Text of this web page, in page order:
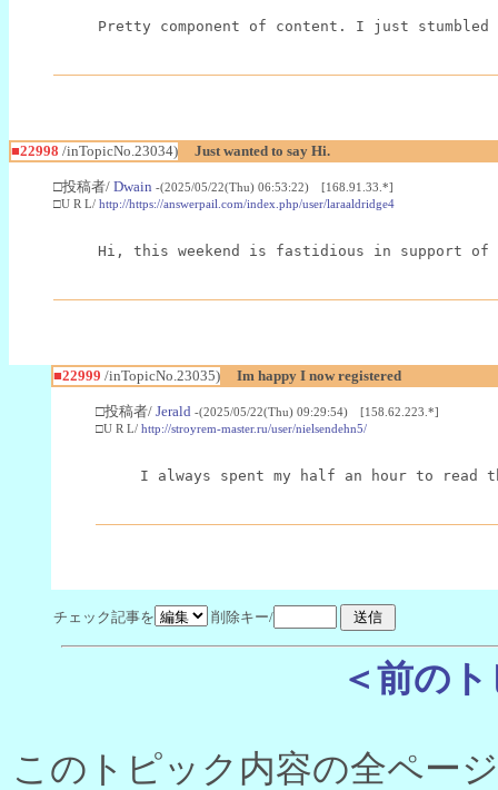
Pretty component of content. I just
■22998 /inTopicNo.23034) Just wanted to say Hi.
□投稿者/ Dwain -(2025/05/22(Thu) 06:53:22) [168.91.33.*]
□U R L/ http://https://answerpail.com/index.php/user/laraaldridge4
Hi, this weekend is fastidious in support of
■22999 /inTopicNo.23035) Im happy I now registered
□投稿者/ Jerald -(2025/05/22(Thu) 09:29:54) [158.62.223.*]
□U R L/ http://stroyrem-master.ru/user/nielsendehn5/
I always spent my half an hour to
チェック記事を 削除キー/
＜前の
このトピック内容の全ペー